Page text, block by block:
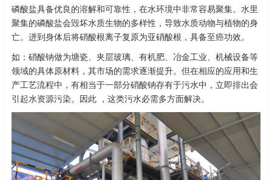
磷酸盐具备优良的溶解和可靠性，在水环境中非常容易聚集。水里
聚集的磷酸盐会毁坏水质生物的多样性，导致水质动物与植物的身
亡。进到身体后将硝酸根离子复原为亚硝酸根，具备至癌功效。
如：硝酸钠做为塘瓷、夹层玻璃、有机肥、冶金工业、机械设备等
领域的具体原材料，其市场的需求逐渐提升。但在相应的应用和生
产工艺流程中，有相当于一部分硝酸钠存有于污水中，立即排出会
引起水资源污染。因此 ，这类污水必需多方面解决。